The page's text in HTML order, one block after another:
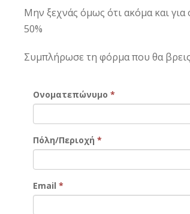
Μην ξεχνάς όμως ότι ακόμα και για
50%
Συμπλήρωσε τη φόρμα που θα
Ονοματεπώνυμο *
Πόλη/Περιοχή *
Email *